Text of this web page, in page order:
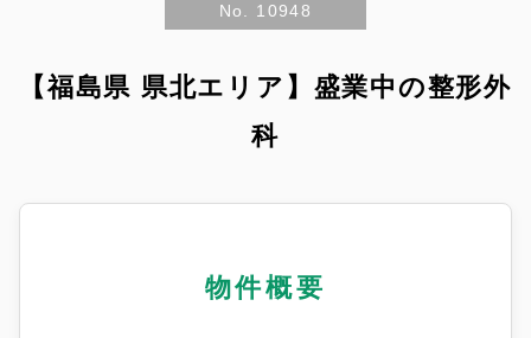
No. 10948
【福島県 県北エリア】盛業中の整形外
科
物件概要